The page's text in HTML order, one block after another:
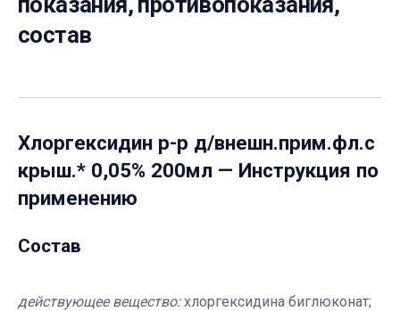
состав
Хлоргексидин р-р д/внешн.прим.фл.с
крыш.* 0,05% 200мл — Инструкция по
применению
Состав
действующее вещество:хлоргексидина биглюконат;